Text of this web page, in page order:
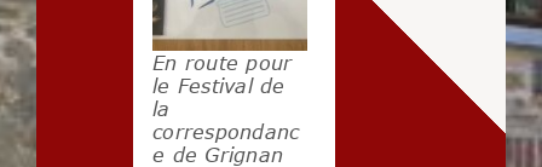
En route pour
le Festival de
la
correspondanc
e de Grignan